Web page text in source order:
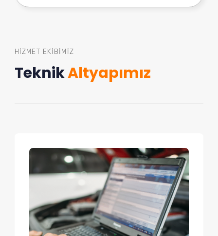
HIZMET EKIBIMIZ
TeknikAltyapımız